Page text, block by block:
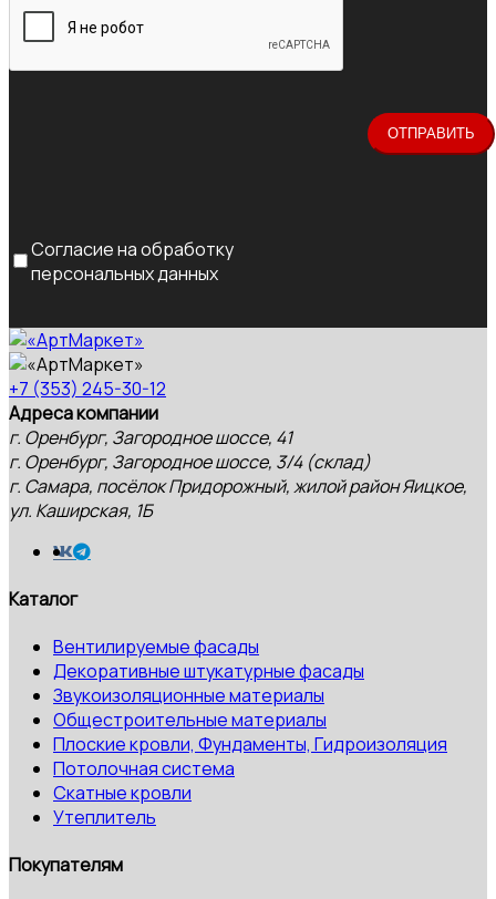
Согласие на обработку
персональных данных
+7 (353) 245-30-12
Адреса компании
г. Оренбург, Загородное шоссе, 41
г. Оренбург, Загородное шоссе, 3/4 (склад)
г. Самара, посёлок Придорожный, жилой район Яицкое,
ул. Каширская, 1Б
Каталог
Вентилируемые фасады
Декоративные штукатурные фасады
Звукоизоляционные материалы
Общестроительные материалы
Плоские кровли, Фундаменты, Гидроизоляция
Потолочная система
Скатные кровли
Утеплитель
Покупателям